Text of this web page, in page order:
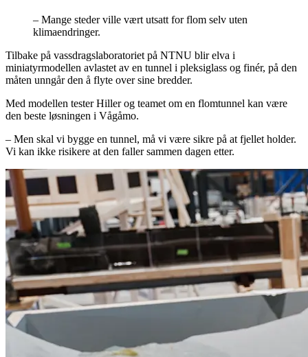
– Mange steder ville vært utsatt for flom selv uten
klimaendringer.
Tilbake på vassdragslaboratoriet på NTNU blir elva i
miniatyrmodellen avlastet av en tunnel i pleksiglass og finér, på den
måten unngår den å flyte over sine bredder.
Med modellen tester Hiller og teamet om en flomtunnel kan være
den beste løsningen i Vågåmo.
– Men skal vi bygge en tunnel, må vi være sikre på at fjellet holder.
Vi kan ikke risikere at den faller sammen dagen etter.